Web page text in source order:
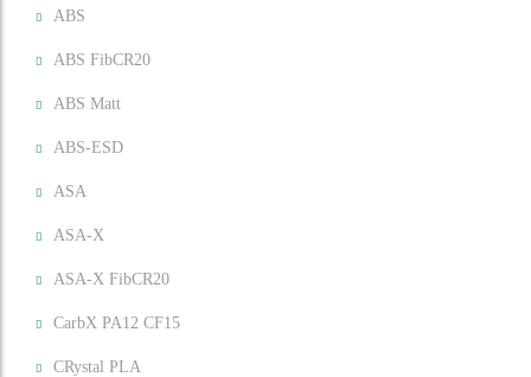
ABS
ABS FibCR20
ABS Matt
ABS-ESD
ASA
ASA-X
ASA-X FibCR20
CarbX PA12 CF15
CRystal PLA